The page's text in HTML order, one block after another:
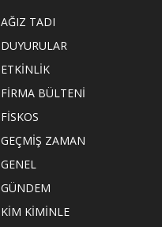
AĞIZ TADI
DUYURULAR
ETKİNLİK
FİRMA BÜLTENİ
FİSKOS
GEÇMİŞ ZAMAN
GENEL
GÜNDEM
KİM KİMİNLE